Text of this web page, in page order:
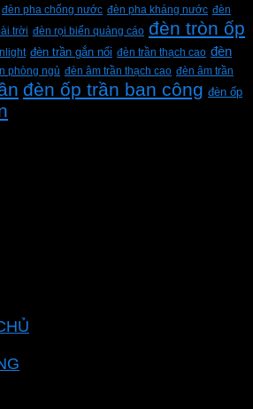
đèn pha chống nước đèn pha kháng nước đèn
trời đèn rọi biển quảng cáo đèn tròn ốp
đèn trần gắn nổi đèn trần thạch cao đèn
phòng ngủ đèn âm trần thạch cao đèn âm trần
đèn ốp trần ban công đèn ốp